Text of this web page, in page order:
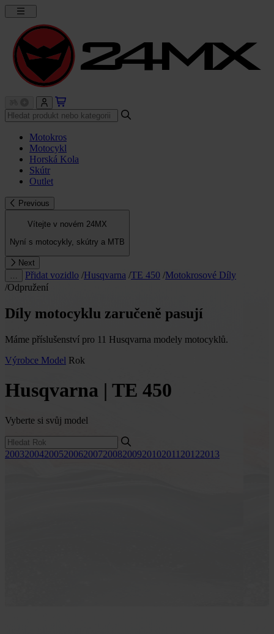
Motokros
Motocykl
Horská Kola
Skútr
Outlet
Previous
Vítejte v novém 24MX
Nyní s motocykly, skútry a MTB
Next
Přidat vozidlo /Husqvarna /TE 450 /Motokrosové Díly
/Odpružení
Díly motocyklu zaručeně pasují
Máme příslušenství pro 11 Husqvarna modely motocyklů.
Výrobce Model Rok
Husqvarna | TE 450
Vyberte si svůj model
200320042005200620072008200920102011 20122013